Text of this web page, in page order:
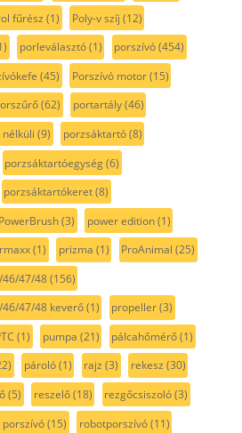
fűrész (1) Poly-v szíj (12)
porleválasztó(1) porszívó(454)
(45) Porszívó motor(15)
(62) portartály(46)
nélküli (9) porzsáktartó(8)
porzsáktartóegység(6)
porzsáktartókeret(8)
PowerBrush(3) power edition(1)
(1) prizma (1) ProAnimal (25)
47/48(156)
47/48 keverő(1) propeller(3)
(1) pumpa (21) pálcahőmérő(1)
pároló(1) rajz (3) rekesz (30)
(5) reszelő(18) rezgőcsiszoló(3)
(15) robotporszívó(11)